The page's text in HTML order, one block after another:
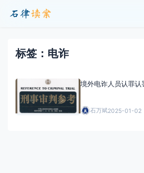
标签：电诈
境外电诈人员认罪认
石万斌2025-01-02